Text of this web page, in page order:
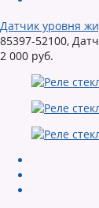
Датчик уровня
85397-52100,
2 000 руб.